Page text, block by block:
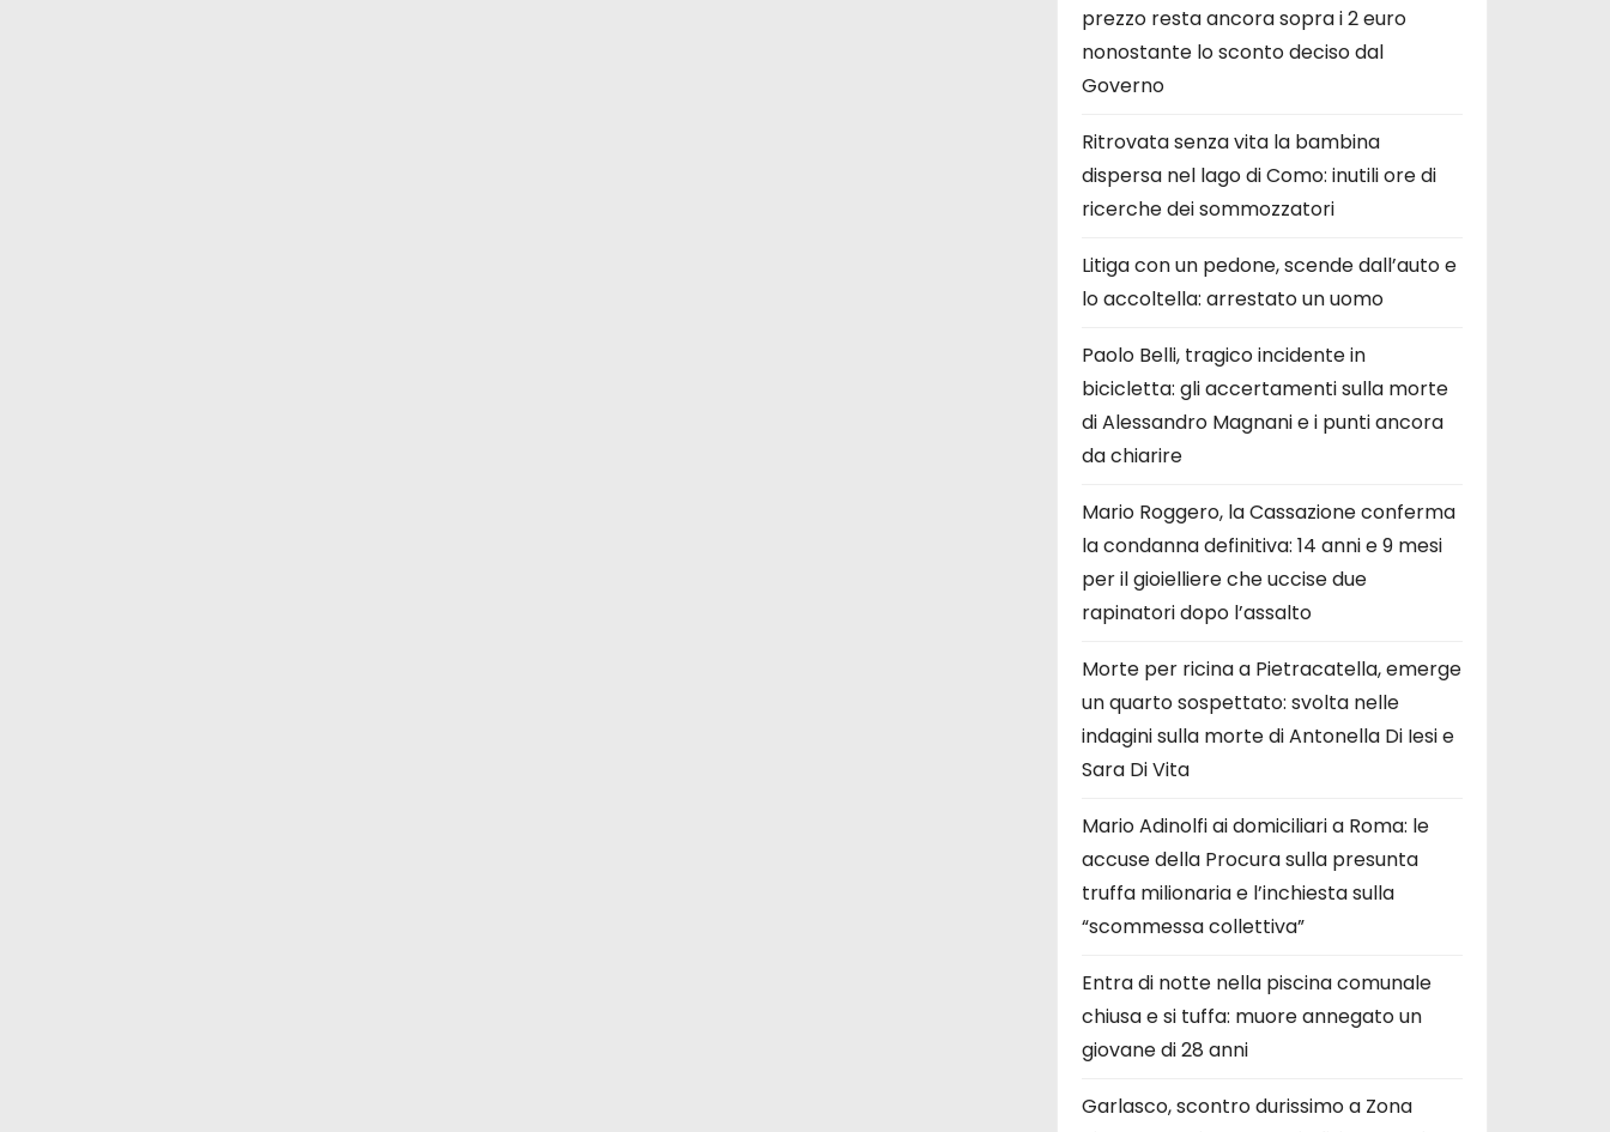
prezzo resta ancora sopra i 2 euro
nonostante lo sconto deciso dal
Governo
Ritrovata senza vita la bambina
dispersa nel lago di Como: inutili ore di
ricerche dei sommozzatori
Litiga con un pedone, scende dall’auto e
lo accoltella: arrestato un uomo
Paolo Belli, tragico incidente in
bicicletta: gli accertamenti sulla morte
di Alessandro Magnani e i punti ancora
da chiarire
Mario Roggero, la Cassazione conferma
la condanna definitiva: 14 anni e 9 mesi
per il gioielliere che uccise due
rapinatori dopo l’assalto
Morte per ricina a Pietracatella, emerge
un quarto sospettato: svolta nelle
indagini sulla morte di Antonella Di Iesi e
Sara Di Vita
Mario Adinolfi ai domiciliari a Roma: le
accuse della Procura sulla presunta
truffa milionaria e l’inchiesta sulla
“scommessa collettiva”
Entra di notte nella piscina comunale
chiusa e si tuffa: muore annegato un
giovane di 28 anni
Garlasco, scontro durissimo a Zona